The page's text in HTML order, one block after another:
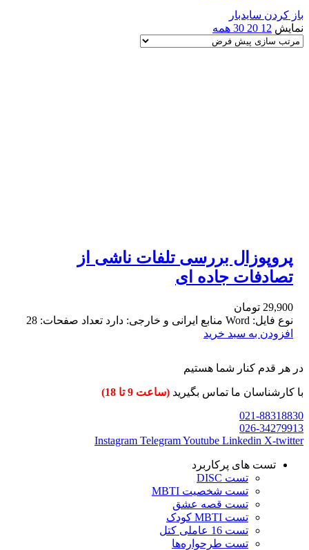
باز کردن سایدبار
نمایش 12
20
30 همه
پروپوزال بررسی تلفات ناشی از
تصادفات جاده ای
29,900 تومان
نوع فایل: Word منابع ایرانی و خارجی: دارد تعداد صفحات: 28
افزودن به سبد خرید
در هر قدم کنار شما هستیم
با کارشناسان ما تماس بگیرید (ساعت 9 تا 18)
021-88318830
026-34279913
Instagram TelegramYoutube Linkedin X-twitter
تست های پرکاربرد
تست DISC
تست شخصیت MBTI
تست قصه عشق
تست MBTI کودک
تست 16 عاملی کتل
تست طرحواره‌ها